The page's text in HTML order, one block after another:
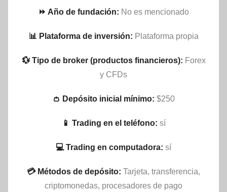
⏩ Año de fundación: No es mencionado
📊 Plataforma de inversión: Plataforma propia
💱 Tipo de broker (productos financieros): Forex
y CFDs
👛 Depósito inicial mínimo: $250
📱 Trading en el teléfono: sí
💻 Trading en computadora: sí
💳 Métodos de depósito: Tarjeta, transferencia,
criptomonedas, procesadores de pago